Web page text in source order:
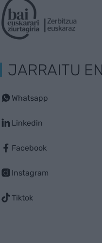
JARRAITU
Whatsapp
Linkedin
Facebook
Instagram
Tiktok